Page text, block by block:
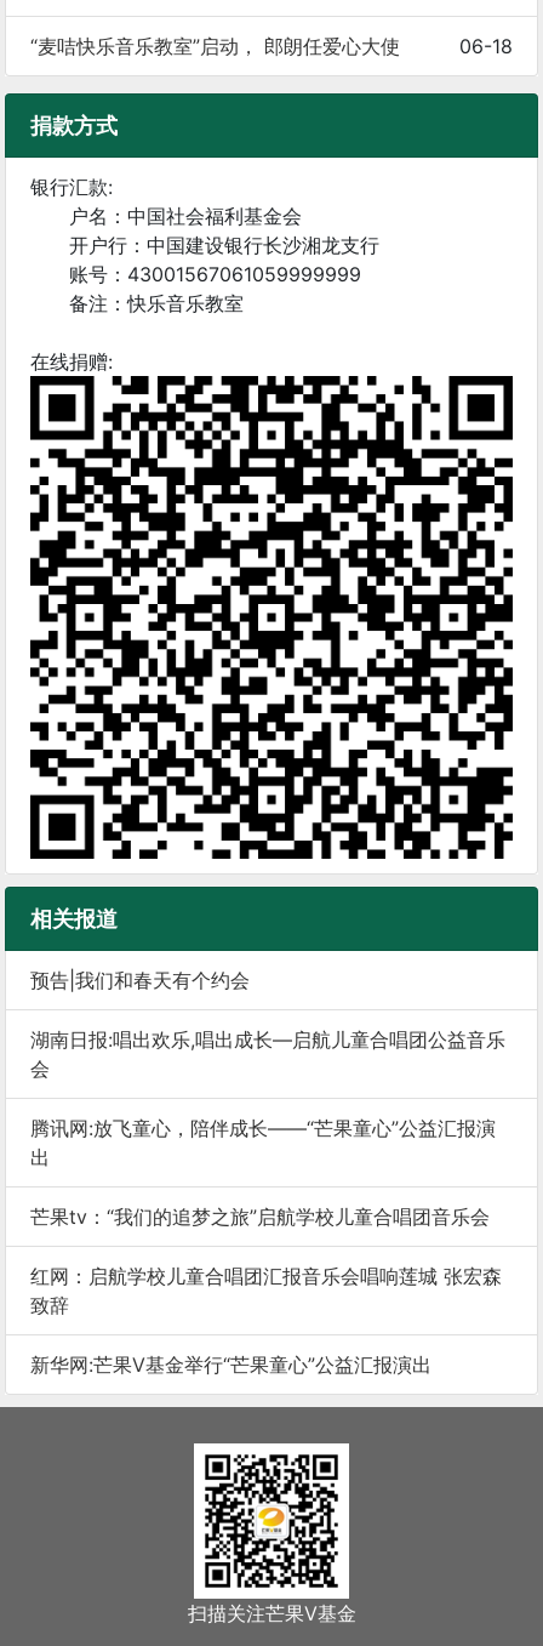
“麦咭快乐音乐教室”启动， 郎朗任爱心大使 06-18
捐款方式
银行汇款:
户名：中国社会福利基金会
开户行：中国建设银行长沙湘龙支行
账号：43001567061059999999
备注：快乐音乐教室
在线捐赠:
相关报道
预告|我们和春天有个约会
湖南日报:唱出欢乐,唱出成长—启航儿童合唱团公益音乐
会
腾讯网:放飞童心，陪伴成长——“芒果童心”公益汇报演
出
芒果tv：“我们的追梦之旅”启航学校儿童合唱团音乐会
红网：启航学校儿童合唱团汇报音乐会唱响莲城 张宏森
致辞
新华网:芒果V基金举行“芒果童心”公益汇报演出
扫描关注芒果V基金